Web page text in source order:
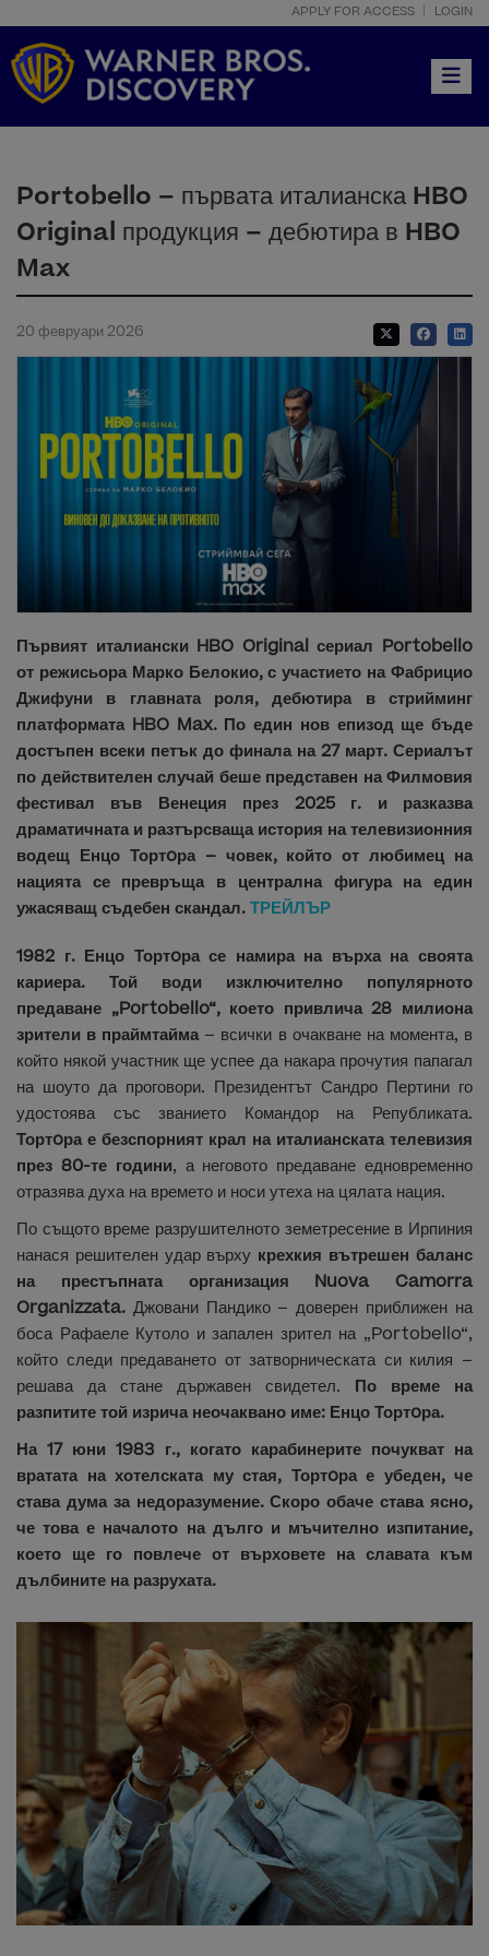
APPLY FOR ACCESS LOGIN
Portobello – първата италианска HBO
Original продукция – дебютира в HBO
Max
20 февруари 2026
Първият италиански HBO Original сериал Portobello
от режисьора Марко Белокио, с участието на Фабрицио
Джифуни в главната роля, дебютира в стрийминг
платформата HBO Max. По един нов епизод ще бъде
достъпен всеки петък до финала на 27 март. Сериалът
по действителен случай беше представен на Филмовия
фестивал във Венеция през 2025 г. и разказва
драматичната и разтърсваща история на телевизионния
водещ Енцо Тортoра – човек, който от любимец на
нацията се превръща в централна фигура на един
ужасяващ съдебен скандал. ТРЕЙЛЪР
1982 г. Енцо Тортoра се намира на върха на своята
кариера. Той води изключително популярното
предаване „Portobello“, което привлича 28 милиона
зрители в праймтайма– всички в очакване на момента, в
който някой участник ще успее да накара прочутия папагал
на шоуто да проговори. Президентът Сандро Пертини го
удостоява със званието Командор на Републиката.
Тортoра е безспорният крал на италианската телевизия
през 80-те години, а неговото предаване едновременно
отразява духа на времето и носи утеха на цялата нация.
По същото време разрушителното земетресение в Ирпиния
нанася решителен удар върху крехкия вътрешен баланс
на престъпната организация Nuova Camorra
Organizzata. Джовани Пандико – доверен приближен на
боса Рафаеле Кутоло и запален зрител на „Portobello“,
който следи предаването от затворническата си килия –
решава да стане държавен свидетел. По време на
разпитите той изрича неочаквано име: Енцо Тортoра.
На 17 юни 1983 г., когато карабинерите почукват на
вратата на хотелската му стая, Тортoра е убеден, че
става дума за недоразумение. Скоро обаче става ясно,
че това е началото на дълго и мъчително изпитание,
което ще го повлече от върховете на славата към
дълбините на разрухата.